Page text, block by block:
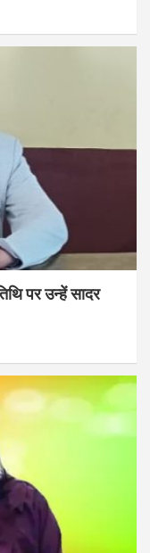
पर उन्हें सादर